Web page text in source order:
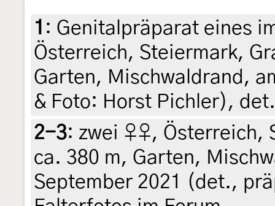
1 : Genitalpräparat eines
Österreich, Steiermark,
Garten, Mischwaldrand,
& Foto: Horst Pichler),
2-3: zwei ♀♀, Österreich,
ca. 380 m, Garten,
September 2021 (det.,